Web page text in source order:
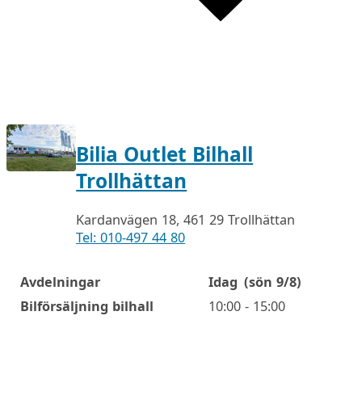
Bilia Outlet Bilhall
Trollhättan
Kardanvägen 18, 461 29 Trollhättan
Tel: 010-497 44 80
Öppettider
Avdelningar Idag (sön 9/8)
Bilförsäljning bilhall
10:00 - 15:00